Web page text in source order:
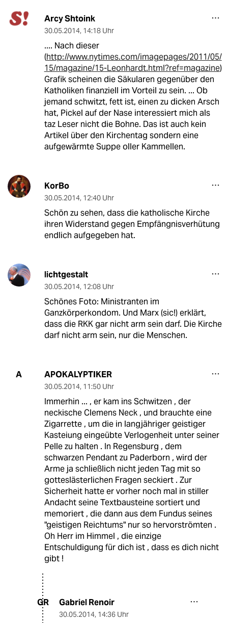
Arcy Shtoink
30.05.2014, 14:18 Uhr
.... Nach dieser
(http://www.nytimes.com/imagepages/2011/05/
15/magazine/15-Leonhardt.html?ref=magazine)
Grafik scheinen die Säkularen gegenüber den
Katholiken finanziell im Vorteil zu sein. ... Ob
jemand schwitzt, fett ist, einen zu dicken Arsch
hat, Pickel auf der Nase interessiert mich als
taz Leser nicht die Bohne. Das ist auch kein
Artikel über den Kirchentag sondern eine
aufgewärmte Suppe oller Kammellen.
KorBo
30.05.2014, 12:40 Uhr
Schön zu sehen, dass die katholische Kirche
ihren Widerstand gegen Empfängnisverhütung
endlich aufgegeben hat.
lichtgestalt
30.05.2014, 12:08 Uhr
Schönes Foto: Ministranten im
Ganzkörperkondom. Und Marx (sic!) erklärt,
dass die RKK gar nicht arm sein darf. Die Kirche
darf nicht arm sein, nur die Menschen.
A APOKALYPTIKER
30.05.2014, 11:50 Uhr
Immerhin ... , er kam ins Schwitzen , der
neckische Clemens Neck , und brauchte eine
Zigarrette , um die in langjähriger geistiger
Kasteiung eingeübte Verlogenheit unter seiner
Pelle zu halten . In Regensburg , dem
schwarzen Pendant zu Paderborn , wird der
Arme ja schließlich nicht jeden Tag mit so
gotteslästerlichen Fragen seckiert . Zur
Sicherheit hatte er vorher noch mal in stiller
Andacht seine Textbausteine sortiert und
memoriert , die dann aus dem Fundus seines
"geistigen Reichtums" nur so hervorströmten .
Oh Herr im Himmel , die einzige
Entschuldigung für dich ist , dass es dich nicht
gibt !
GR Gabriel Renoir
30.05.2014, 14:36 Uhr